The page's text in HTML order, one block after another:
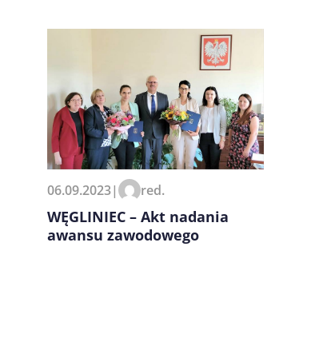
06.09.2023| red.
WĘGLINIEC – Akt nadania
awansu zawodowego